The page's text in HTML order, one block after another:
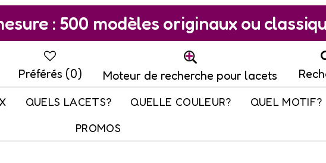
: 500 modèles originaux ou
Préférés (0) Moteur de recherche pour lacets
QUELS LACETS? QUELLE COULEUR? QUEL MOTIF?
PROMOS